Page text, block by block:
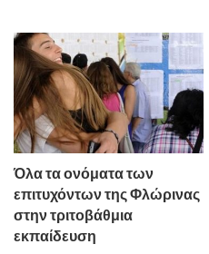
Όλα τα ονόματα των
επιτυχόντων της Φλώρινας
στην τριτοβάθμια
εκπαίδευση